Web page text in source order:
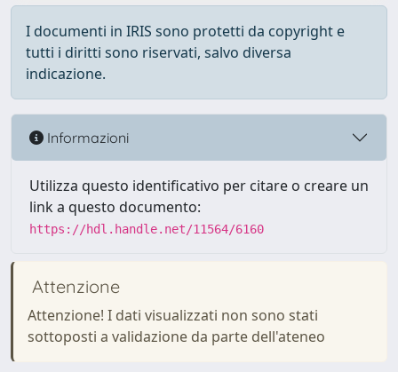
I documenti in IRIS sono protetti da copyright e
tutti i diritti sono riservati, salvo diversa
indicazione.
Informazioni
Utilizza questo identificativo per citare o creare un
link a questo documento:
https://hdl.handle.net/11564/6160
Attenzione
Attenzione! I dati visualizzati non sono stati
sottoposti a validazione da parte dell'ateneo